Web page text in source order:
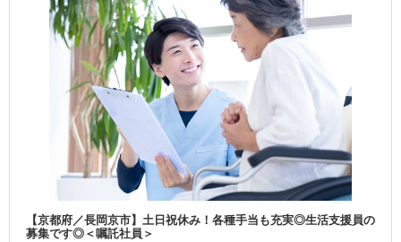
【京都府／長岡京市】土日祝休み！各種手当も充実◎生活支援員の
募集です◎＜嘱託社員＞